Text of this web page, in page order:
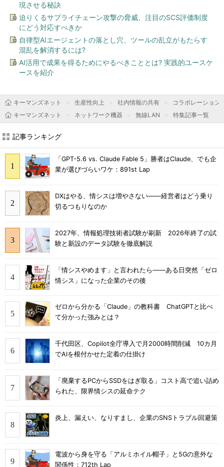
現させる秘訣
迫りくるサプライチェーン攻撃の脅威、注目のSCS評価制度
にどう対応すべきか
自律型AIエージェントの落とし穴、ツールの乱立がもたらす
混乱を解消するには?
AI活用で成果を得るためにやるべきこととは? 実践的ユースケ
ースを紹介
キーマンズネット 生産性向上 社内情報の共有
コラボレーション
キーマンズネット
ネットワーク機器 無線LAN 特集記事一覧
記事ランキング
「GPT-5.6 vs. Claude Fable 5」勝者はClaude、でも企
業が選びづらいワケ：891st Lap
DXはやる、情シスは増やさない――経営者はどう乗り
切るつもりなのか
2027年、情報処理技術者試験が刷新 2026年終了の試
験と新設のデータ試験を徹底解説
「情シスやめます」と言われたら――ある日突然「ゼロ
情シス」になった企業のその後
ゼロから分かる「Claude」の教科書 ChatGPTと比べ
て分かった強みとは？
千代田区、Copilot全庁導入で月2000時間削減 10カ月
でAIを根付かせた定着の仕掛け
「廃棄するPCからSSDをはぎ取る」コスト高で追い詰め
られた、限界情シスの延命テク
炎上、漏えい、なりすまし、企業のSNSトラブル回避策
電波から身を守る「アルミホイル帽子」と5Gの意外な
関係性：712th Lap